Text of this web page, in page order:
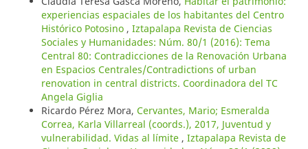
experiencias espaciales de los habitantes del Centro
Histórico Potosino , Iztapalapa Revista de Ciencias
Sociales y Humanidades: Núm. 80/1 (2016): Tema
Central 80: Contradicciones de la Renovación Urbana
en Espacios Centrales/Contradictions of urban
renovation in central districts. Coordinadora del TC
Angela Giglia
Ricardo Pérez Mora, Cervantes, Mario; Esmeralda
Correa, Karla Villarreal (coords.), 2017, Juventud y
vulnerabilidad. Vidas al límite , Iztapalapa Revista de